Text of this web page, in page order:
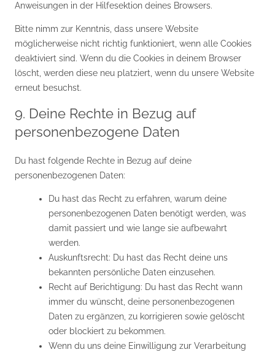
Anweisungen in der Hilfesektion deines Browsers.
Bitte nimm zur Kenntnis, dass unsere Website
möglicherweise nicht richtig funktioniert, wenn alle Cookies
deaktiviert sind. Wenn du die Cookies in deinem Browser
löscht, werden diese neu platziert, wenn du unsere Website
erneut besuchst.
9. Deine Rechte in Bezug auf
personenbezogene Daten
Du hast folgende Rechte in Bezug auf deine
personenbezogenen Daten:
Du hast das Recht zu erfahren, warum deine
personenbezogenen Daten benötigt werden, was
damit passiert und wie lange sie aufbewahrt
werden.
Auskunftsrecht: Du hast das Recht deine uns
bekannten persönliche Daten einzusehen.
Recht auf Berichtigung: Du hast das Recht wann
immer du wünscht, deine personenbezogenen
Daten zu ergänzen, zu korrigieren sowie gelöscht
oder blockiert zu bekommen.
Wenn du uns deine Einwilligung zur Verarbeitung